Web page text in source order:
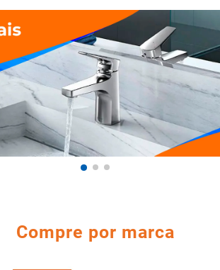
Compre por marca